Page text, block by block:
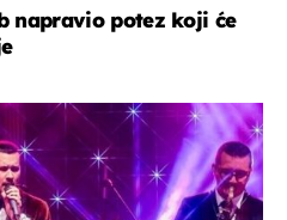
napravio potez koji će